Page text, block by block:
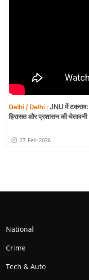
Delhi / Delhi : JNU में टकराव:
हिरासत और प्रशासन की चेतावनी
27-Feb-2026
National
Crime
Tech & Auto